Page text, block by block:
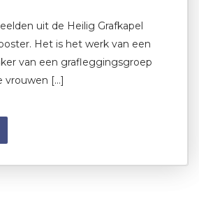
uit de Heilig Grafkapel
Het is het werk van een
van een grafleggingsgroep
vrouwen […]